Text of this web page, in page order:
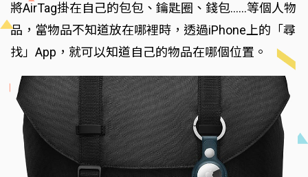
將AirTag掛在自己的包包、鑰匙圈、錢包……等個人物
品，當物品不知道放在哪裡時，透過iPhone上的「尋
找」App，就可以知道自己的物品在哪個位置。